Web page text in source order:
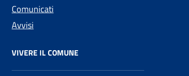
Comunicati
Avvisi
VIVERE IL COMUNE